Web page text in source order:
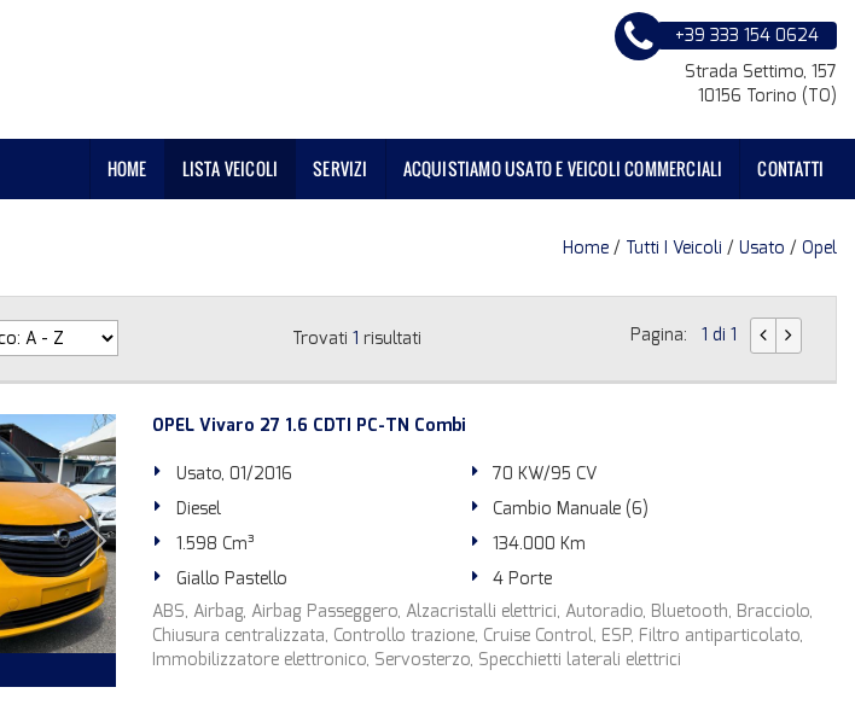
+39 333 154 0624
Strada Settimo, 157
10156 Torino (TO)
HOME LISTA VEICOLI SERVIZI ACQUISTIAMO USATO E VEICOLI COMMERCIALI CONTATTI
Home / Tutti I Veicoli / Usato / Opel
Trovati 1 risultati Pagina: 1 di 1
OPEL Vivaro 27 1.6 CDTI PC-TN Combi
Usato, 01/2016
70 KW/95 CV
Diesel
Cambio Manuale (6)
1.598 Cm³
134.000 Km
Giallo Pastello
4 Porte
ABS, Airbag, Airbag Passeggero, Alzacristalli elettrici, Autoradio, Bluetooth, Bracciolo,
Chiusura centralizzata, Controllo trazione, Cruise Control, ESP, Filtro antiparticolato,
Immobilizzatore elettronico, Servosterzo, Specchietti laterali elettrici